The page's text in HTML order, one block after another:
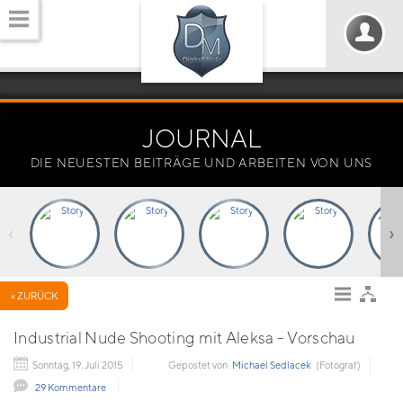
JOURNAL
DIE NEUESTEN BEITRÄGE UND ARBEITEN VON UNS
‹ ›
« ZURÜCK
Industrial Nude Shooting mit Aleksa - Vorschau
Sonntag, 19. Juli 2015 Gepostet von Michael Sedlacek (Fotograf)
29 Kommentare